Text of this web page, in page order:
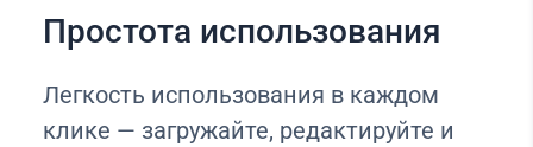
Простота использования
Легкость использования в каждом
клике — загружайте, редактируйте и